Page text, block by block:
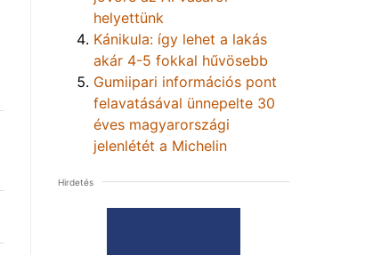
helyettünk
Kánikula: így lehet a lakás
akár 4-5 fokkal hűvösebb
Gumiipari információs pont
felavatásával ünnepelte 30
éves magyarországi
jelenlétét a Michelin
Hirdetés